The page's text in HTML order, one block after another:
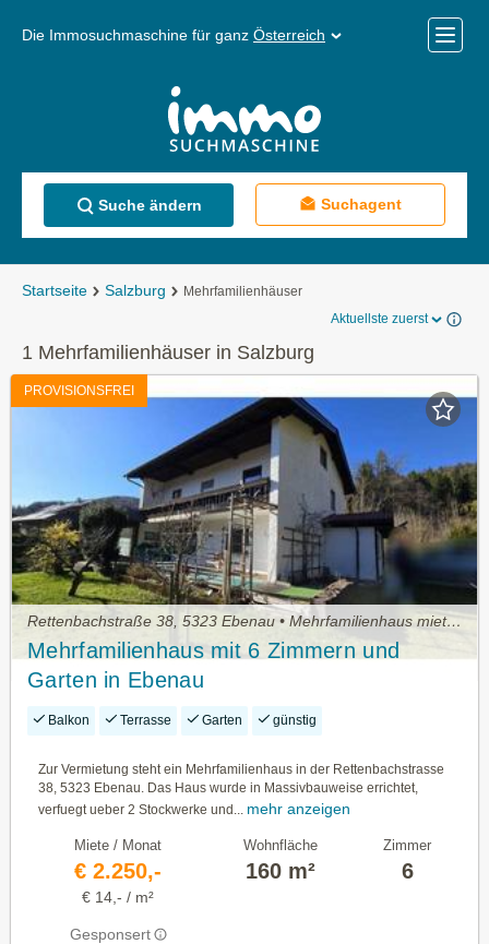
Die Immosuchmaschine für ganz Österreich
Menü
Suche ändern Suchagent
Startseite Salzburg
Mehrfamilienhäuser
Aktuellste zuerst
1 Mehrfamilienhäuser in Salzburg
PROVISIONSFREI
Rettenbachstraße 38, 5323 Ebenau • Mehrfamilienhaus mieten
Mehrfamilienhaus mit 6 Zimmern und
Garten in Ebenau
Balkon Terrasse Garten günstig
Zur Vermietung steht ein Mehrfamilienhaus in der Rettenbachstrasse
38, 5323 Ebenau. Das Haus wurde in Massivbauweise errichtet,
verfuegt ueber 2 Stockwerke und...
mehr anzeigen
Miete / Monat
€ 2.250,-
€ 14,- / m²
Gesponsert
Wohnfläche
160 m²
Zimmer
6